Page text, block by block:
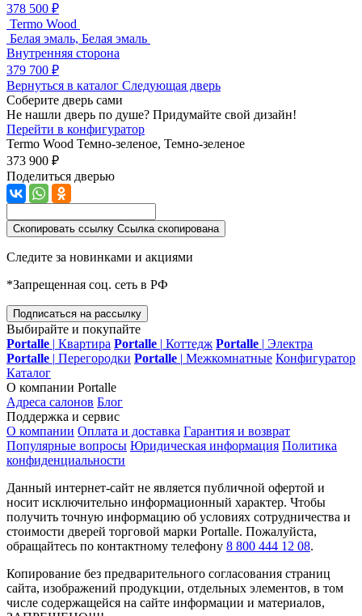
378 500 ₽
Termo Wood
Белая эмаль, Белая эмаль
Внутренняя сторона
379 700 ₽
Вернуться в каталог Следующая дверь
Соберите дверь сами
Не нашли дверь по душе? Придумайте свой дизайн!
Перейти в конфигуратор
Termo Wood Темно-зеленое, Темно-зеленое
373 900 ₽
Поделиться дверью
Скопировать ссылку Ссылка скопирована
Следите за новинками и акциями
*Запрещенная соц. сеть в РФ
Подписаться на рассылку
Выбирайте и покупайте
Portalle | Квартира Portalle | Коттедж Portalle | Электра
Portalle | Перегородки Portalle | Межкомнатные Конфигуратор
Каталог
О компании Portalle
Адреса салонов Блог
Поддержка и сервис
О компании Оплата и доставка Гарантия и возврат
Популярные вопросы Юридическая информация Политика
конфиденциальности
Данный интернет-сайт не является публичной офертой и
носит исключительно информационный характер. Чтобы
получить точную информацию об условиях сотрудничества и
стоимости дверей торговой марки Portalle. Пожалуйста,
обращайтесь по контактному телефону 8 800 444 12 08.
Копирование без предварительного согласования страниц
сайта, изображений продукции, отдельных элементов, в том
числе содержащейся на сайте информации и материалов,